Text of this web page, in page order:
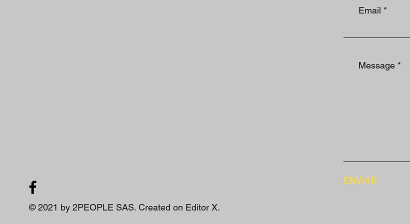
© 2021 by 2PEOPLE SAS. Created on Editor X.
ENVIAR